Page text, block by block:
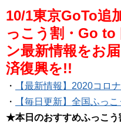
10/1東京GoTo追
っこう割・Go
ン最新情報をお
済復興を!!
・
【最新情報】2020コロ
・
【毎日更新】全国ふっ
★本日のおすすめふっこ